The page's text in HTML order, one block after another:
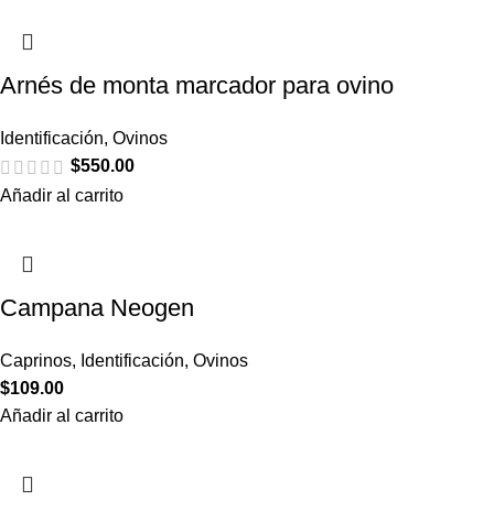
Arnés de monta marcador para ovino
Identificación, Ovinos
$550.00
Añadir al carrito
Campana Neogen
Caprinos, Identificación, Ovinos
$109.00
Añadir al carrito